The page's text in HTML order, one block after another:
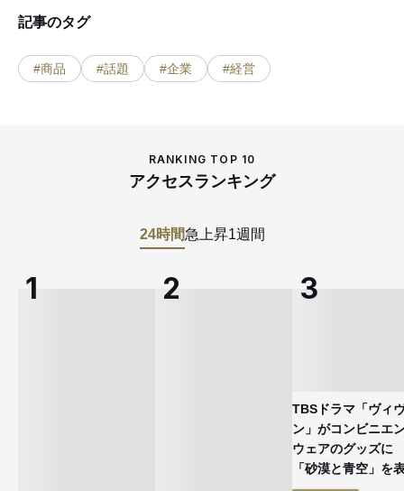
記事のタグ
#商品 #話題 #企業 #経営
RANKING TOP 10
アクセスランキング
24時間急上昇1週間
TBSドラマ「ヴィ
ン」がコンビニエ
ウェアのグッズ
「砂漠と青空」を